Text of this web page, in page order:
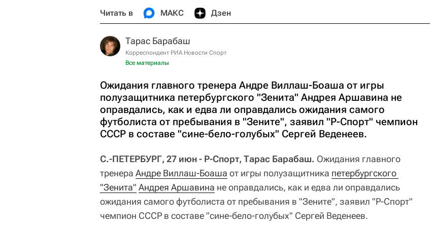
Читать в МАКС Дзен
Тарас Барабаш
Корреспондент РИА Новости Спорт
Все материалы
Ожидания главного тренера Андре Виллаш-Боаша от игры
полузащитника петербургского "Зенита" Андрея Аршавина не
оправдались, как и едва ли оправдались ожидания самого
футболиста от пребывания в "Зените", заявил "Р-Спорт" чемпион
СССР в составе "сине-бело-голубых" Сергей Веденеев.
С.-ПЕТЕРБУРГ, 27 июн - Р-Спорт, Тарас Барабаш. Ожидания главного
тренера Андре Виллаш-Боаша от игры полузащитника петербургского
"Зенита" Андрея Аршавина не оправдались, как и едва ли оправдались
ожидания самого футболиста от пребывания в "Зените", заявил "Р-Спорт"
чемпион СССР в составе "сине-бело-голубых" Сергей Веденеев.